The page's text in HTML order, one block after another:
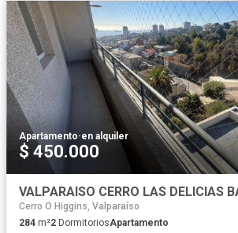
Apartamento·en alquiler
$ 450.000
Cerro O Higgins, Valparaíso
284 m²2 DormitoriosApartamento